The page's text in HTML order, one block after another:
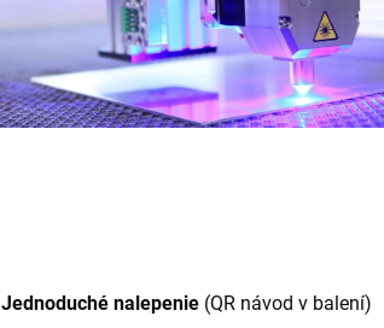
Jednoduché nalepenie (QR návod v balení)